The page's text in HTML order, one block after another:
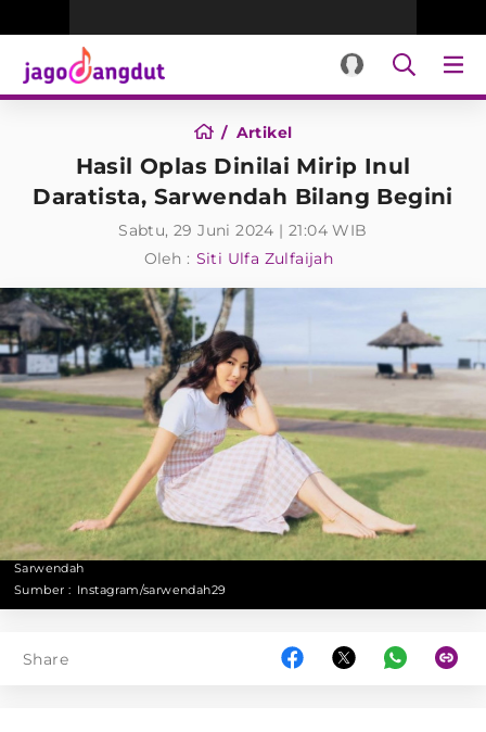
Artikel
Hasil Oplas Dinilai Mirip Inul
Daratista, Sarwendah Bilang Begini
Sabtu, 29 Juni 2024 | 21:04 WIB
Oleh : Siti Ulfa Zulfaijah
Sarwendah
Sumber : Instagram/sarwendah29
Share